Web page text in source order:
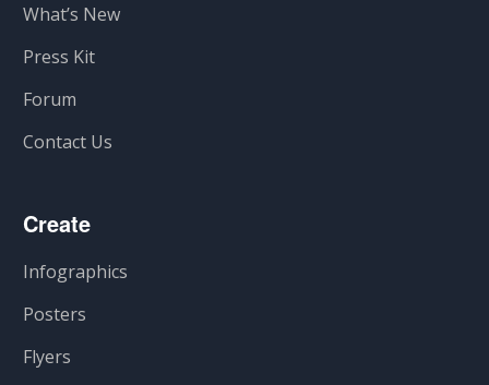
What’s New
Press Kit
Forum
Contact Us
Create
Infographics
Posters
Flyers